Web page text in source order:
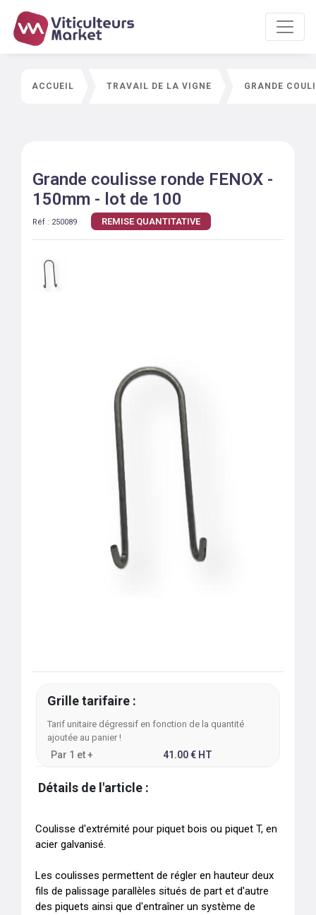
ACCUEIL TRAVAIL DE LA VIGNE GRANDE
Grande coulisse ronde FENOX -
150mm - lot de 100
Réf : 250089 REMISE QUANTITATIVE
Grille tarifaire :
Tarif unitaire dégressif en fonction de la quantité
ajoutée au panier !
Par 1 et + 41.00€ HT
Détails de l'article :
Coulisse d'extrémité pour piquet bois ou piquet T, en
acier galvanisé.
Les coulisses permettent de régler en hauteur deux
fils de palissage parallèles situés de part et d'autre
des piquets ainsi que d'entraîner un système de